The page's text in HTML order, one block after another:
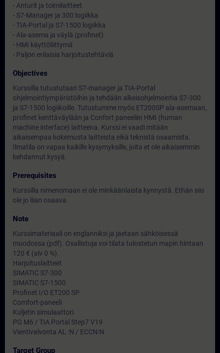
- Anturit ja toimilaitteet
- S7-Manager ja 300 logiikka
- TIA-Portal ja S7-1500 logiikka
- Ala-asema ja väylä (profinet)
- HMI käyttöliittymä
- Paljon erilaisia harjoitustehtäviä
Objectives
Kurssilla tutustutaan S7-manager ja TIA-Portal
ohjelmointiympäristöihin ja tehdään alkeisohjelmointia S7-300
ja S7-1500 logiikoille. Tutustumme myös ET200SP ala-asemaan,
profinet kenttäväylään ja Confort paneeliin HMI (human
machine interface) laitteena. Kurssi ei vaadi mitään
aikaisempaa kokemusta laitteista eikä teknistä osaamista.
Ilmatila on vapaa kaikille kysymyksille, joita et ole aikaisemmin
kehdannut kysyä.
Prerequisites
Kurssilla nimenomaan ei ole minkäänlaista kynnystä. Ethän siis
ole jo liian osaava.
Note
Kurssimateriaali on englanniksi ja jaetaan sähköisessä
muodossa (pdf). Osallistuja voi tilata tulostetun mapin hintaan
120 € (alv 0 %).
Harjoituslaitteet
SIMATIC S7-300
SIMATIC S7-1500
Profinet I/O ET200 SP
Comfort-paneeli
Kuljetin simulaattori
PG M6 / TIA Portal Step7 V19
Vientivalvonta AL :N / ECCN:N
Target Group